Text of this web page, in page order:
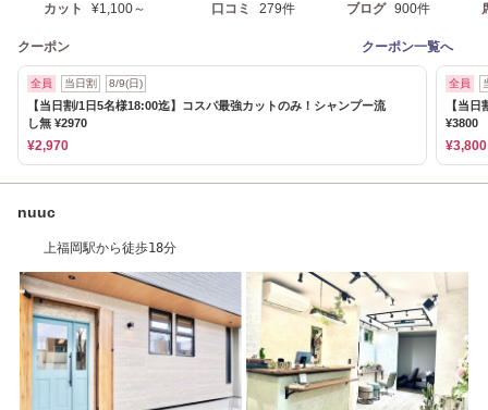
カット ¥1,100～ 口コミ 279件 ブログ 900件
クーポン クーポン一覧へ
全員 当日割 8/9(日)
【当日割/1日5名様18:00迄】コスパ最強カットのみ！シャンプー流
し無 ¥2970
¥2,970
全員
【当
¥3800
¥3,800
nuuc
上福岡駅から徒歩18分